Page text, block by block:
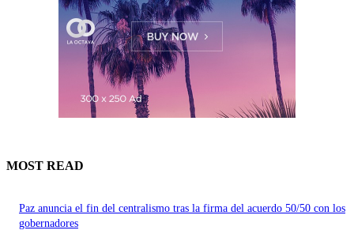
MOST READ
Paz anuncia el fin del centralismo tras la firma del acuerdo 50/50 con los
gobernadores